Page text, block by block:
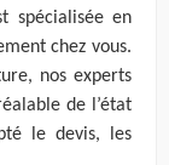
spécialisée en
chez vous.
nos experts
de l’état
le devis, les